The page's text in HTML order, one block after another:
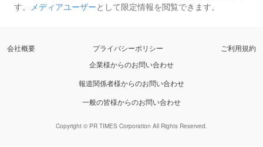
す。 メディアユーザーとして限定情報を閲覧できます。
会社概要 プライバシーポリシー
ご利用規約
企業様からのお問い合わせ
報道関係者様からのお問い合わせ
一般の皆様からのお問い合わせ
Copyright © PR TIMES Corporation All Rights Reserved.